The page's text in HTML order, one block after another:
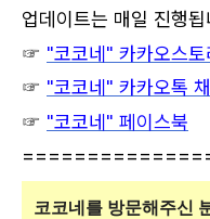
업데이트는 매일 진행됩
☞ "코코네" 카카오스토
☞ "코코네" 카카오톡
☞ "코코네" 페이스북
코코네를 방문해주신